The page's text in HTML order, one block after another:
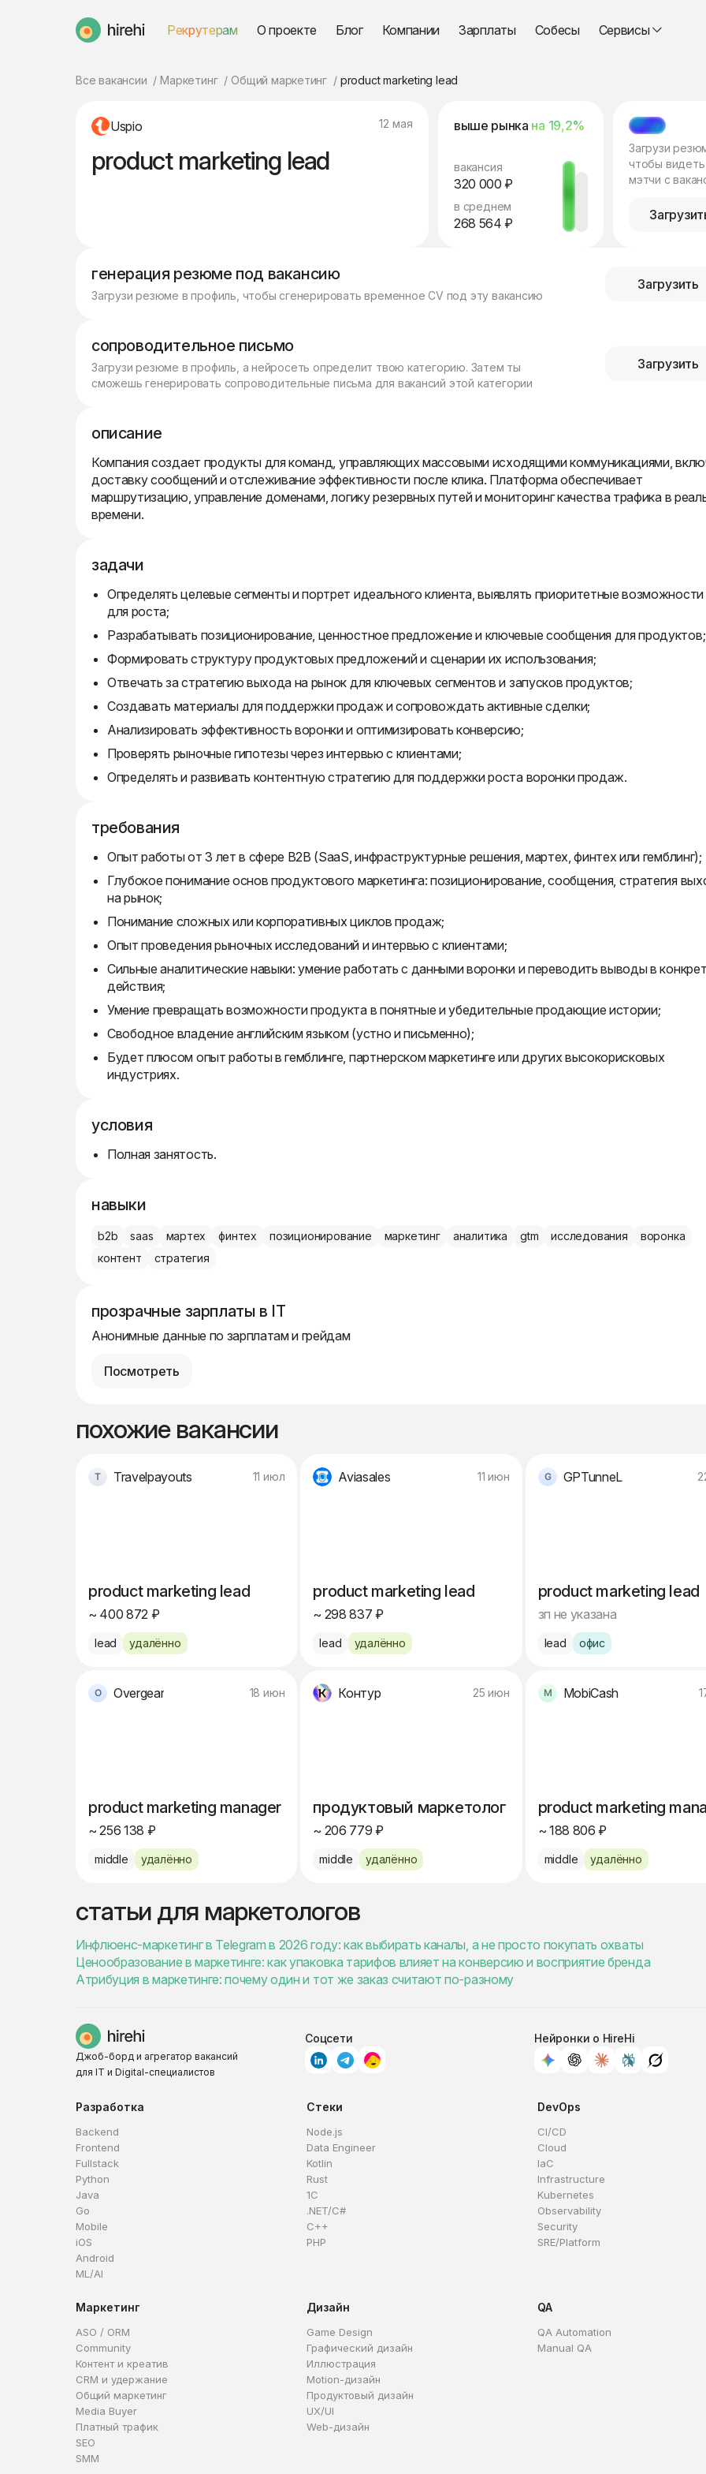
HireHi Рекрутерам О проекте Блог Компании Зарплаты Собесы Сервисы
Все вакансии Маркетинг Общий маркетинг product marketing lead
Uspio 12 мая
product marketing lead
выше рынка на 19,2%
вакансия
320 000 ₽
в среднем
268 564 ₽
МЭТЧ
Загрузи
чтобы видеть
мэтчи с
генерация резюме под вакансию
Загрузи резюме в профиль, чтобы сгенерировать временное CV под эту вакансию
Загрузить
сопроводительное письмо
Загрузи резюме в профиль, а нейросеть определит твою категорию. Затем ты
сможешь генерировать сопроводительные письма для вакансий этой категории
Загрузить
описание
Компания создает продукты для команд, управляющих массовыми исходящими коммуникациями,
доставку сообщений и отслеживание эффективности после клика. Платформа обеспечивает
маршрутизацию, управление доменами, логику резервных путей и мониторинг качества трафика в
времени.
задачи
Определять целевые сегменты и портрет идеального клиента, выявлять приоритетные возможности
для роста;
Разрабатывать позиционирование, ценностное предложение и ключевые сообщения для продуктов;
Формировать структуру продуктовых предложений и сценарии их использования;
Отвечать за стратегию выхода на рынок для ключевых сегментов и запусков продуктов;
Создавать материалы для поддержки продаж и сопровождать активные сделки;
Анализировать эффективность воронки и оптимизировать конверсию;
Проверять рыночные гипотезы через интервью с клиентами;
Определять и развивать контентную стратегию для поддержки роста воронки продаж.
требования
Опыт работы от 3 лет в сфере B2B (SaaS, инфраструктурные решения, мартех, финтех или гемблинг);
Глубокое понимание основ продуктового маркетинга: позиционирование, сообщения, стратегия
на рынок;
Понимание сложных или корпоративных циклов продаж;
Опыт проведения рыночных исследований и интервью с клиентами;
Сильные аналитические навыки: умение работать с данными воронки и переводить выводы в
действия;
Умение превращать возможности продукта в понятные и убедительные продающие истории;
Свободное владение английским языком (устно и письменно);
Будет плюсом опыт работы в гемблинге, партнерском маркетинге или других высокорисковых
индустриях.
условия
Полная занятость.
навыки
b2b saas мартех финтех позиционирование маркетинг аналитика gtm исследования
воронка
контент
стратегия
прозрачные зарплаты в IT
Анонимные данные по зарплатам и грейдам
Посмотреть
похожие вакансии
Travelpayouts 11 июл
product marketing lead
~ 400 872 ₽
lead удалённо
Aviasales 11 июн
product marketing lead
~ 298 837 ₽
lead удалённо
GPTunneL
product marketing lead
зп не указана
lead офис
Overgear 18 июн
product marketing manager
~ 256 138 ₽
middle удалённо
Контур 25 июн
продуктовый маркетолог
~ 206 779 ₽
middle удалённо
MobiCash
product marketing
~ 188 806 ₽
middle удалённо
статьи для маркетологов
Инфлюенс-маркетинг в Telegram в 2026 году: как выбирать каналы, а не просто покупать охваты
Ценообразование в маркетинге: как упаковка тарифов влияет на конверсию и восприятие бренда
Атрибуция в маркетинге: почему один и тот же заказ считают по-разному
Джоб-борд и агрегатор вакансий
для IT и Digital-специалистов
Соцсети Нейронки о HireHi
Разработка
Backend
Frontend
Fullstack
Python
Java
Go
Mobile
iOS
Android
ML/AI
Стеки
Node.js
Data Engineer
Kotlin
Rust
1C
.NET/C#
C++
PHP
DevOps
CI/CD
Cloud
IaC
Infrastructure
Kubernetes
Observability
Security
SRE/Platform
Маркетинг
ASO / ORM
Community
Контент и креатив
CRM и удержание
Общий маркетинг
Media Buyer
Платный трафик
SEO
SMM
Дизайн
Game Design
Графический дизайн
Иллюстрация
Motion-дизайн
Продуктовый дизайн
UX/UI
Web-дизайн
QA
QA Automation
Manual QA